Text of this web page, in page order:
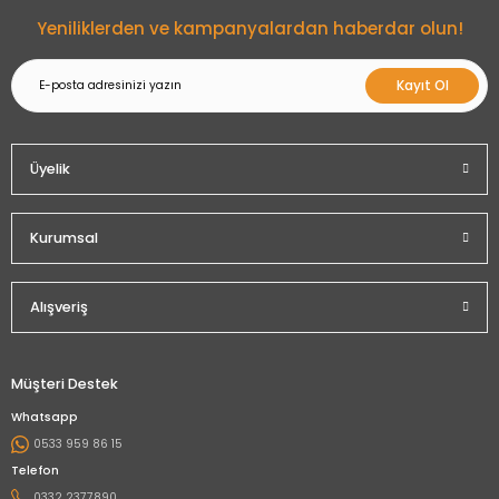
Yeniliklerden ve kampanyalardan haberdar olun!
Kayıt Ol
Üyelik
Kurumsal
Alışveriş
Müşteri Destek
Whatsapp
0533 959 86 15
Telefon